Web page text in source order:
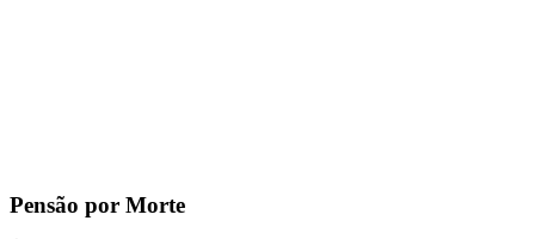
Pensão por Morte